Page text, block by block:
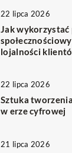
22 lipca 2026
Jak wykorzystać
lojalności
22 lipca 2026
Sztuka
w erze cyfrowej
21 lipca 2026